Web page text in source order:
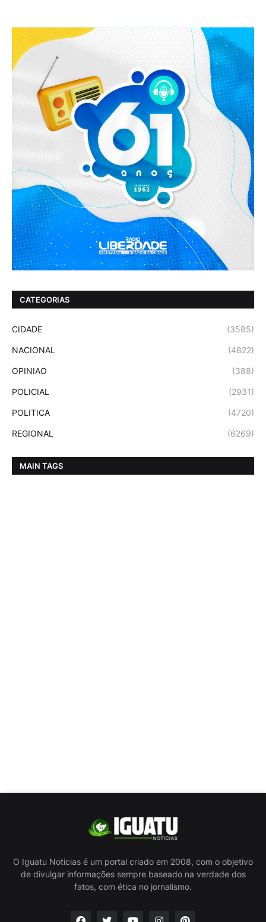
CATEGORIAS
CIDADE (3585)
NACIONAL (4822)
OPINIAO (388)
POLICIAL (2931)
POLITICA (4720)
REGIONAL (6269)
MAIN TAGS
O Iguatu Noticias é um portal criado em 2008, com o objetivo
de divulgar informações sempre baseado na verdade dos
fatos, com ética no jornalismo.